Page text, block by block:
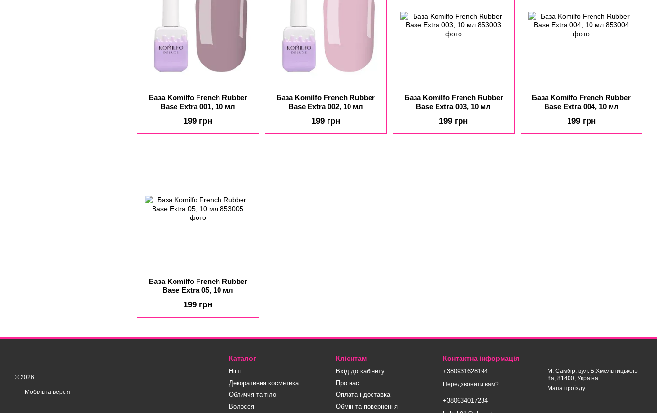
База Komilfo French Rubber
Base Extra 001, 10 мл
199 грн
База Komilfo French Rubber
Base Extra 002, 10 мл
199 грн
База Komilfo French Rubber
Base Extra 003, 10 мл
199 грн
База Komilfo French Rubber
Base Extra 004, 10 мл
199 грн
База Komilfo French Rubber
Base Extra 05, 10 мл
199 грн
© 2026
Мобільна версія
Каталог
Нігті
Декоративна косметика
Обличчя та тіло
Волосся
Клієнтам
Вхід до кабінету
Про нас
Оплата і доставка
Обмін та повернення
Контактна інформація
+380931628194
Передзвонити вам?
+380634017234
М. Самбір, вул. Б.Хмельницького
8а, 81400, Україна
Мапа проїзду